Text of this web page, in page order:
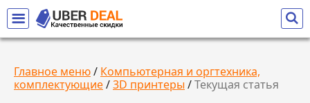
Главное меню/ Компьютерная и оргтехника,
комплектующие/3D принтеры /Текущая статья